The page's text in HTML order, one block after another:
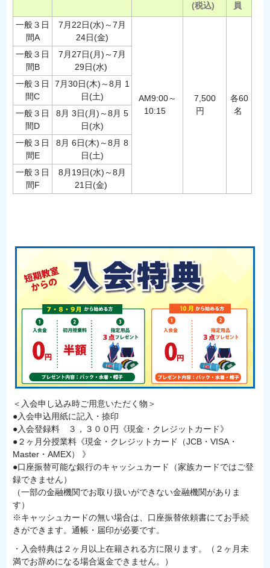
(税込)
員
一般３日
間A
7月22日(水)～7月
24日(金)
AM9:00～
10:15
7,500
円
各60
名
一般３日
間B
7月27日(月)～7月
29日(水)
一般３日
間C
7月30日(木)～8月 1
日(土)
一般３日
間D
8月 3日(月)～8月 5
日(水)
一般３日
間E
8月 6日(木)～8月 8
日(土)
一般３日
間F
8月19日(水)～8月
21日(金)
＜入会申し込み時ご用意いただく物＞
●入会申込用紙に記入・捺印
●入会登録料 ３，３００円《現金・クレジットカード》
●２ヶ月分授業料《現金・クレジットカード（JCB・VISA・
Master・AMEX） 》
●口座振替可能な銀行のキャッシュカード（家族カードではご登
録できません）
（一部の金融機関でお取り扱いができない金融機関がありま
す）
※キャッシュカードの無い場合は、口座振替依頼書にてお手続
きができます。通帳・届印が必要です。
・入会特典は２ヶ月以上在籍される方に限ります。（２ヶ月未
満でお辞めになる場合返金できません。）